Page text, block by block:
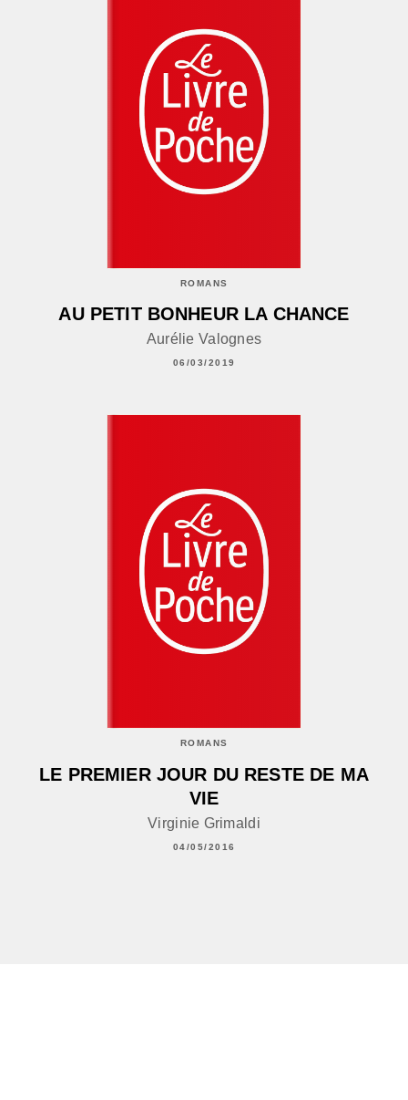
ROMANS
AU PETIT BONHEUR LA CHANCE
Aurélie Valognes
06/03/2019
ROMANS
LE PREMIER JOUR DU RESTE DE MA
VIE
Virginie Grimaldi
04/05/2016